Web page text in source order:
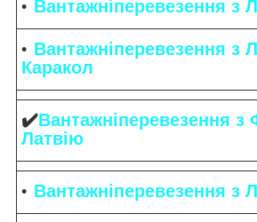
Вантажніперевезення з
Вантажніперевезення з
Каракол
✔️Вантажніперевезення з
Латвію
Вантажніперевезення з